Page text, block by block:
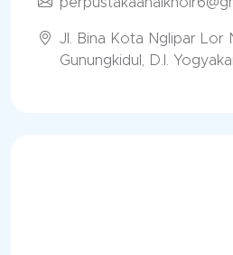
Jl. Bina Kota Nglipar Lor
Gunungkidul, D.I.